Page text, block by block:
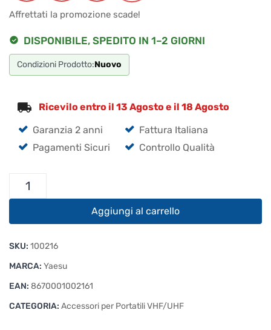
€13.30.
€12.64.
Affrettati la promozione scade!
DISPONIBILE, SPEDITO IN 1–2 GIORNI
Condizioni Prodotto:Nuovo
Ricevilo entro il 13 Agosto e il 18 Agosto
Garanzia 2 anni
Fattura Italiana
Pagamenti Sicuri
Controllo Qualità
Yaesu
Carica
quantità
Aggiungi al carrello
SKU: 100216
MARCA: Yaesu
EAN: 8670001002161
CATEGORIA: Accessori per Portatili VHF/UHF